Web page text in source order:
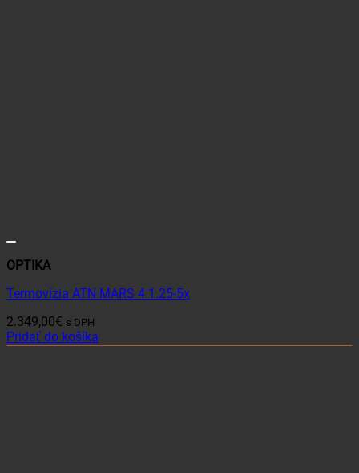
OPTIKA
Termovízia ATN MARS 4 1.25-5x
2.349,00€ s DPH
Pridať do košíka